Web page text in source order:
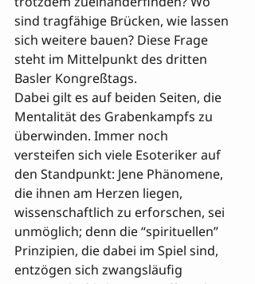
sind tragfähige Brücken, wie lassen
sich weitere bauen? Diese Frage
steht im Mittelpunkt des dritten
Basler Kongreßtags.
Dabei gilt es auf beiden Seiten, die
Mentalität des Grabenkampfs zu
überwinden. Immer noch
versteifen sich viele Esoteriker auf
den Standpunkt: Jene Phänomene,
die ihnen am Herzen liegen,
wissenschaftlich zu erforschen, sei
unmöglich; denn die “spirituellen”
Prinzipien, die dabei im Spiel sind,
entzögen sich zwangsläufig